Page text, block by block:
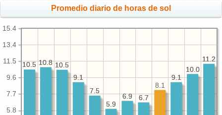
Promedio diario de horas de sol
5.8
7.7
9.6
11.5
13.4
15.4
11.2
10.0
9.1
6.7
6.9
5.9
7.5
9.1
10.5
10.8
10.5
11.2
10.0
9.1
8.1
6.7
6.9
5.9
7.5
9.1
10.5
10.8
10.5